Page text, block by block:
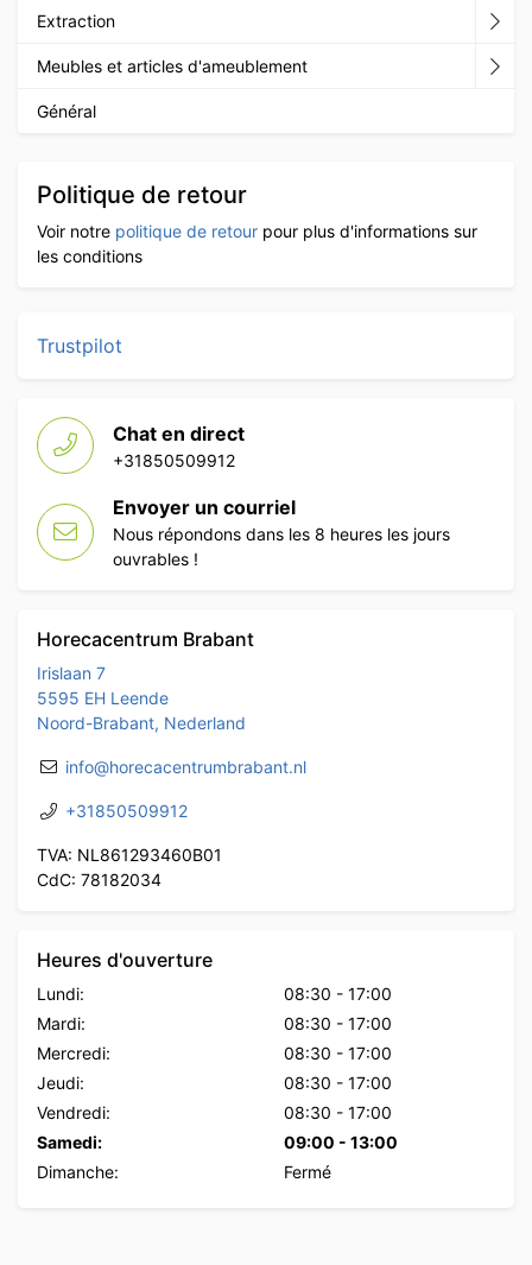
Extraction
Meubles et articles d'ameublement
Général
Politique de retour
Voir notre politique de retour pour plus d'informations sur
les conditions
Trustpilot
Chat en direct
+31850509912
Envoyer un courriel
Nous répondons dans les 8 heures les jours
ouvrables !
Horecacentrum Brabant
Irislaan 7
5595 EH Leende
Noord-Brabant, Nederland
info@horecacentrumbrabant.nl
+31850509912
TVA: NL861293460B01
CdC: 78182034
Heures d'ouverture
Lundi: 08:30 - 17:00
Mardi:
08:30 - 17:00
Mercredi:
08:30 - 17:00
Jeudi:
08:30 - 17:00
Vendredi:
08:30 - 17:00
Samedi:
09:00 - 13:00
Dimanche:
Fermé